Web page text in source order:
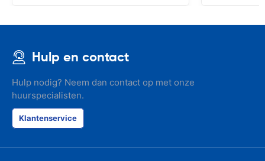
check the
Hulp en contact
Hulp nodig? Neem dan contact op met onze
huurspecialisten.
Klantenservice